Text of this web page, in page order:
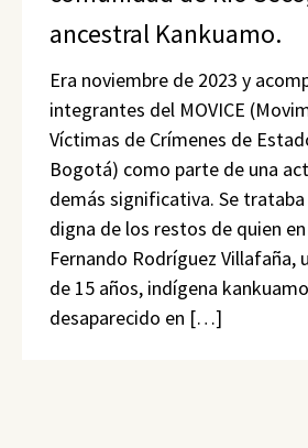
ancestral Kankuamo.
Era noviembre de 2023 y
integrantes del MOVICE
Víctimas de Crímenes de
Bogotá) como parte de una
demás significativa. Se
digna de los restos de quien
Fernando Rodríguez Villafaña,
de 15 años, indígena
desaparecido en […]